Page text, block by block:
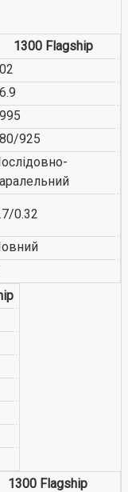
1300 Flagship
925
0.32
1300 Flagship